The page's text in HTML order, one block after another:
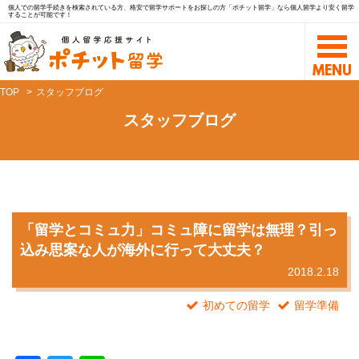
個人での留学手続きを検索されている方、格安で留学サポートをお探しの方「ポチット留学」なら個人留学より安く留学
することが可能です！
TOP スタッフブログ
スタッフブログ
「留学とコミュ力」コミュ障に留学は無理？引っ
込み思案な人が海外に行って大丈夫？
2018.2.18
初めての留学 留学準備